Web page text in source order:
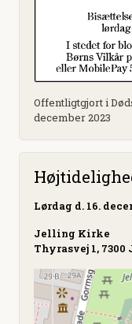
Offentligtgjort i
december 2023
Lørdag d. 16.
Jelling Kirke
Thyrasvej 1,